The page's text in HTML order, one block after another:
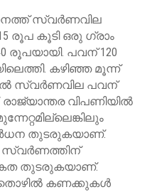
സ്വർണവില
രൂപ കൂടി ഒരു ഗ്രാം
രൂപയായി. പവന് 120
കഴിഞ്ഞ മൂന്ന്
സ്വർണവില പവന്
വിപണിയിൽ
തുടരുകയാണ്.
സ്വർണത്തിന്
തുടരുകയാണ്.
തൊഴിൽ കണക്കുകൾ